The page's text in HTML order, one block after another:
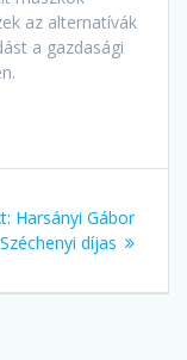
az alternatívák
a gazdasági
Next
post:
Harsányi Gábor
Széchenyi díjas